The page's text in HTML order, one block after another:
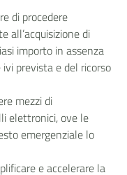
di procedere
all’acquisizione di
importo in assenza
prevista e del ricorso
mezzi di
elettronici, ove le
emergenziale lo
e accelerare la